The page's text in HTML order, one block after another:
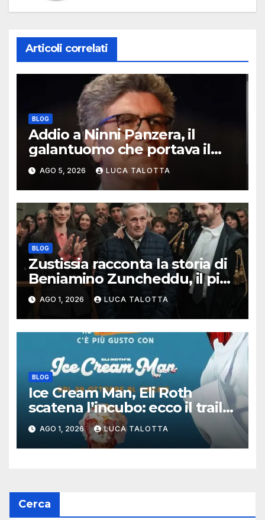
Articoli correlati
BLOG
Addio a Ninni Panzera, il
galantuomo che portava il
cinema dove non c’era
AGO 5, 2026 LUCA TALOTTA
BLOG
Zustissia racconta la storia di
Beniamino Zuncheddu, il più
lungo errore giudiziario della
storia italiana
AGO 1, 2026 LUCA TALOTTA
BLOG
Ice Cream Man, Eli Roth
scatena l’incubo: ecco il trailer
italiano dell’horror più
estremo di Halloween 2026
AGO 1, 2026 LUCA TALOTTA
Cerca